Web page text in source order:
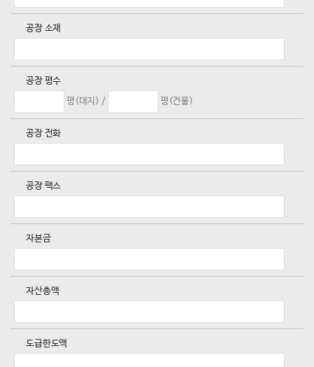
공장 소재
공장 평수
평(대지) /
평(건물)
공장 전화
공장 팩스
자본금
자산총액
도급한도액